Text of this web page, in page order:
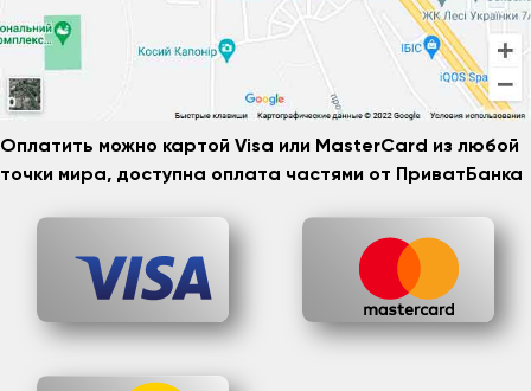
Оплатить можно картой Visa или MasterCard из любой
точки мира, доступна оплата частями от ПриватБанка